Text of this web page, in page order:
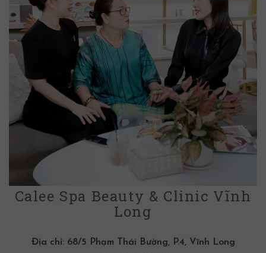
Calee Spa Beauty & Clinic Vĩnh
Long
Địa chỉ:68/5 Phạm Thái Bường, P.4, Vĩnh Long